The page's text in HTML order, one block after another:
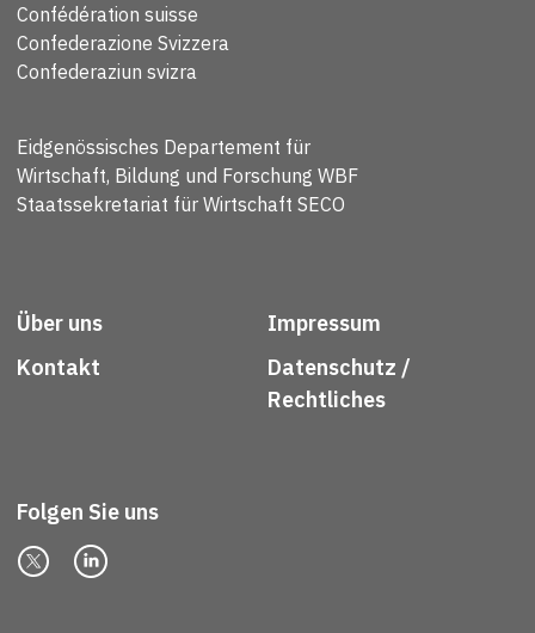
Confédération suisse
Confederazione Svizzera
Confederaziun svizra
Eidgenössisches Departement für
Wirtschaft, Bildung und Forschung WBF
Staatssekretariat für Wirtschaft SECO
Über uns
Kontakt
Impressum
Datenschutz /
Rechtliches
Folgen Sie uns